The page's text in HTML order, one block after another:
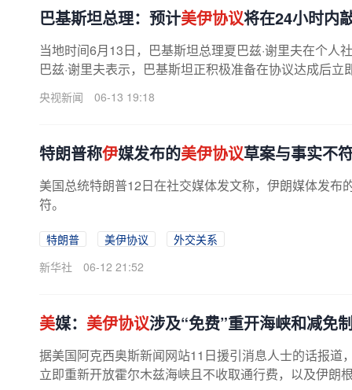
巴基斯坦总理：预计美伊协议将在24小时内
当地时间6月13日，巴基斯坦总理夏巴兹·谢里夫在个人
巴兹·谢里夫表示，巴基斯坦正积极准备在协议达成后
央视新闻 06-13 19:18
特朗普称伊媒发布的美伊协议草案与事实不
美国总统特朗普12日在社交媒体发文称，伊朗媒体发布
符。
特朗普 美伊协议
外交关系
新华社
06-12 21:52
美媒： 美伊协议涉及“免费”重开海峡和减免
据美国阿克西奥斯新闻网站11日援引消息人士的话报道
立即重新开放霍尔木兹海峡且不收取通行费，以及伊朗